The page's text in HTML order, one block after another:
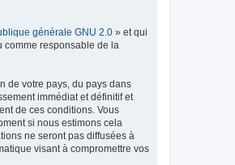
générale GNU 2.0 » et qui
comme responsable de la
de votre pays, du pays dans
immédiat et définitif et
de ces conditions. Vous
si nous estimons cela
ne seront pas diffusées à
visant à compromettre vos